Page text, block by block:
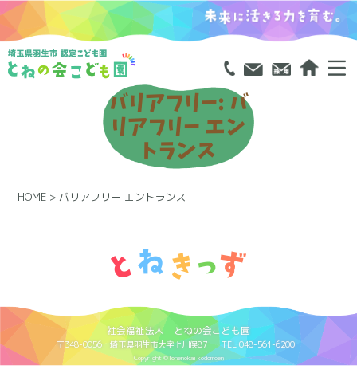
バリアフリー: バ
リアフリー エン
トランス
HOME > バリアフリー エントランス
社会福祉法人 とねの会こども園
〒348-0056 埼玉県羽生市大字上川俣87 TEL 048-561-6200
Copyright ©Tonenokai kodomoen